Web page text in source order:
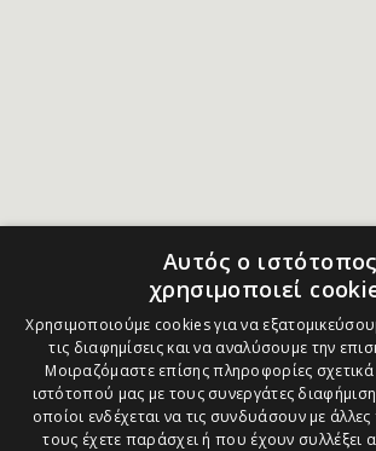
Αυτός ο ιστότοπος
χρησιμοποιεί
Χρησιμοποιούμε cookies για να
τις διαφημίσεις και να αναλύσουμε την
Μοιραζόμαστε επίσης πληροφορίες
ιστότοπού μας με τους συνεργάτες
οποίοι ενδέχεται να τις συνδυάσουν με
τους έχετε παράσχει ή που έχουν συλλέξει